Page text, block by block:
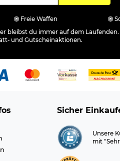
Freie Waffen
bleibst du immer auf dem Laufenden.
und Gutscheinaktionen.
Sicher
Unsere
mit